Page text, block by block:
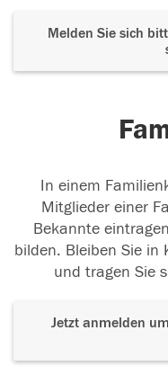
Melden Sie sich
In einem
Mitglieder einer
Bekannte
bilden. Bleiben Sie
und tragen Sie
Jetzt anmelden